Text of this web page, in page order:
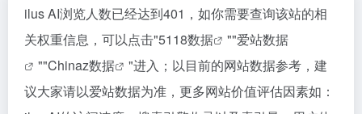
ilus AI浏览人数已经达到401，如你需要查询该站的相
关权重信息，可以点击"5118数据 ""爱站数据
""Chinaz数据
"进入；以目前的网站数据参考，建
议大家请以爱站数据为准，更多网站价值评估因素如：